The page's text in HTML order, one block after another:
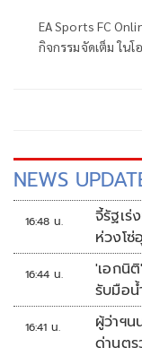
EA Sports FC
กิจกรรมจัดเต็ม ใน
NEWS
16:48 น.
จี้รัฐเร่
ห่วงโซ่
16:44 น.
'เอกนิ
รับมือ
16:41 น.
ผู้ว่าฯ
ด่านตร